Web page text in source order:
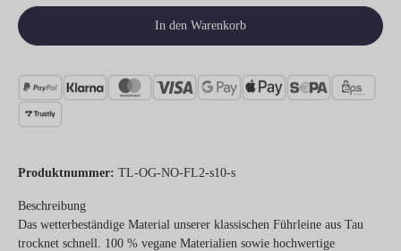
In den Warenkorb
Produktnummer: TL-OG-NO-FL2-s10-s
Beschreibung
Das wetterbeständige Material unserer klassischen Führleine aus Tau
trocknet schnell. 100 % vegane Materialien sowie hochwertige